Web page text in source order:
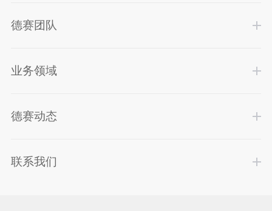
德赛团队
业务领域
德赛动态
联系我们